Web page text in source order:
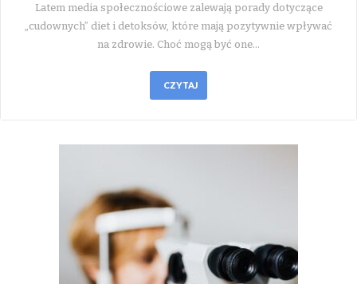
Latem media społecznościowe zalewają porady dotyczące
„cudownych” diet i detoksów, które mają pozytywnie wpływać
na zdrowie. Choć mogą być one…
CZYTAJ